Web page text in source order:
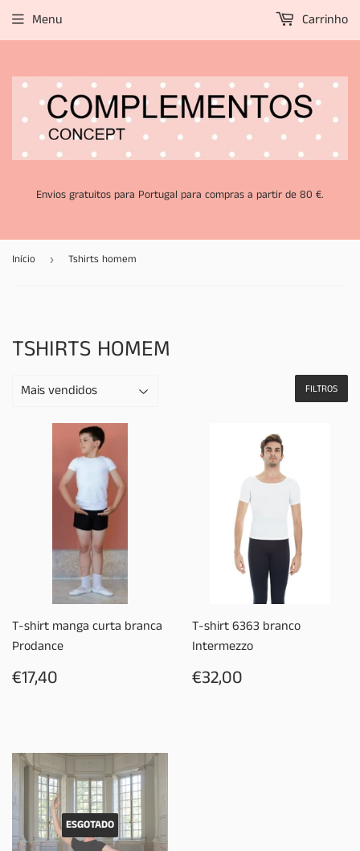
Envios gratuitos para Portugal para compras a partir de 80 €.
Menu Carrinho
Início › Tshirts homem
TSHIRTS HOMEM
FILTROS
T-shirt manga curta branca
Prodance
PREÇO
NORMAL
€17,40
T-shirt 6363 branco
Intermezzo
PREÇO
NORMAL
€32,00
ESGOTADO